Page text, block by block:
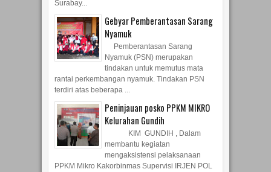
Surabay...
Gebyar Pemberantasan Sarang
Nyamuk
Pemberantasan Sarang
Nyamuk (PSN) merupakan
tindakan untuk memutus mata
rantai perkembangan nyamuk. Tindakan PSN
terdiri atas beberapa ...
Peninjauan posko PPKM MIKRO
Kelurahan Gundih
KIM GUNDIH , Dalam
membantu kegiatan
mengaksistensi pelaksanaan
PPKM Mikro Kakorbinmas Supervisi IRJEN POL